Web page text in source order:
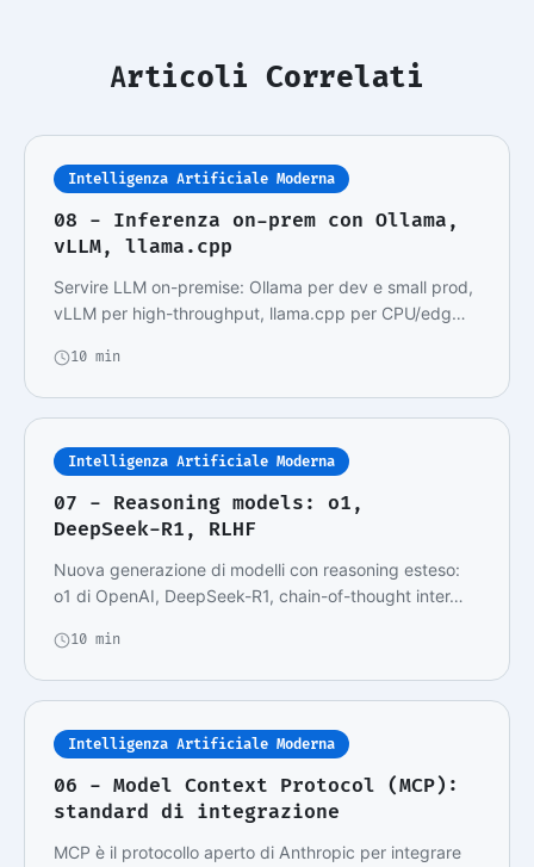
Articoli Correlati
Intelligenza Artificiale Moderna
08 - Inferenza on-prem con Ollama,
vLLM, llama.cpp
Servire LLM on-premise: Ollama per dev e small prod,
vLLM per high-throughput, llama.cpp per CPU/edg…
10 min
Intelligenza Artificiale Moderna
07 - Reasoning models: o1,
DeepSeek-R1, RLHF
Nuova generazione di modelli con reasoning esteso:
o1 di OpenAI, DeepSeek-R1, chain-of-thought inter…
10 min
Intelligenza Artificiale Moderna
06 - Model Context Protocol (MCP):
standard di integrazione
MCP è il protocollo aperto di Anthropic per integrare